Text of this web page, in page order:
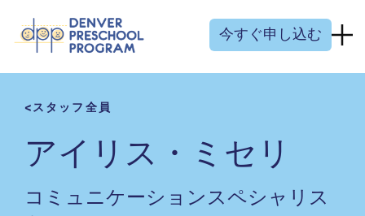
今すぐ申し込む
スタッフ全員
アイリス・ミセリ
コミュニケーションスペシャリス